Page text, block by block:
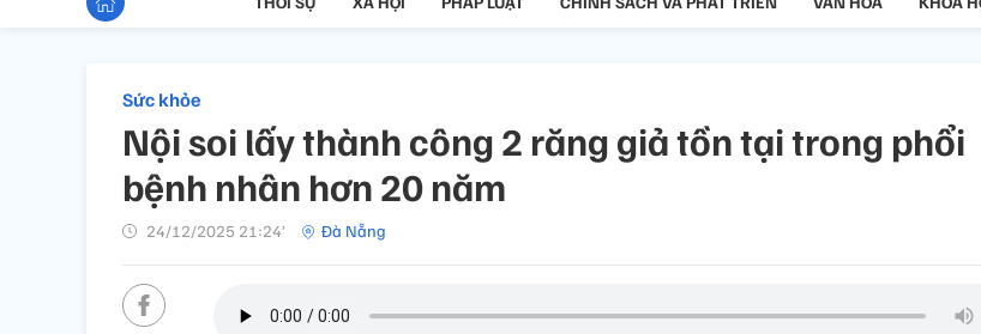
Sức khỏe
Nội soi lấy thành công 2 răng giả tồn tại trong phổi
bệnh nhân hơn 20 năm
24/12/2025 21:24’ Đà Nẵng